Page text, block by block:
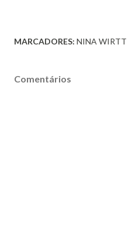
MARCADORES: NINA WIRTT
Comentários